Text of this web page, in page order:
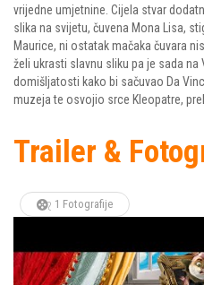
vrijedne umjetnine. Cijela stvar
slika na svijetu, čuvena Mona Lisa,
Maurice, ni ostatak mačaka čuvara
želi ukrasti slavnu sliku pa je sada
domišljatosti kako bi sačuvao Da
muzeja te osvojio srce Kleopatre,
Trailer &
1 Fotografije